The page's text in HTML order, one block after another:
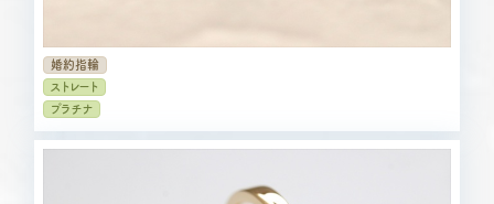
婚約指輪
ストレート
プラチナ